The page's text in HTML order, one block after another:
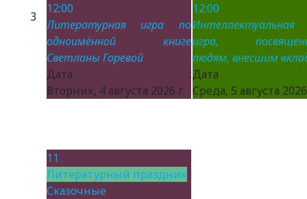
3
12:00
Литературная игра по
одноимённой книге
Светланы Горевой
Дата :
Вторник, 4 августа 2026 г.
12:00
Интеллектуальная
игра,
людям, внесшим
Дата
Среда, 5 августа
11
Литературный праздник
Сказочные